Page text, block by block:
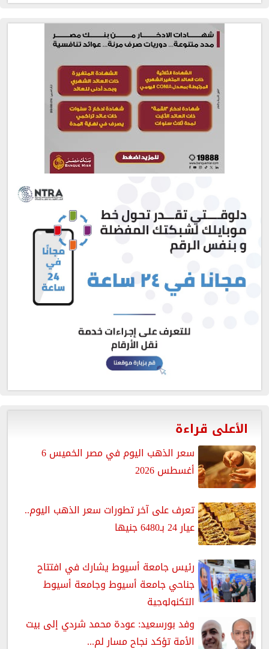
الأعلى قراءة
سعر الذهب اليوم في مصر الخميس 6
أغسطس 2026
تعرف على آخر تطورات سعر الذهب اليوم..
عيار 24 بـ6480 جنيها
رئيس جامعة أسيوط يشارك في افتتاح
جناحي جامعة أسيوط وجامعة أسيوط
التكنولوجية
وفد بورسعيد: عودة محمد شردي إلى بيت
الأمة تؤكد نجاح مسار لم...